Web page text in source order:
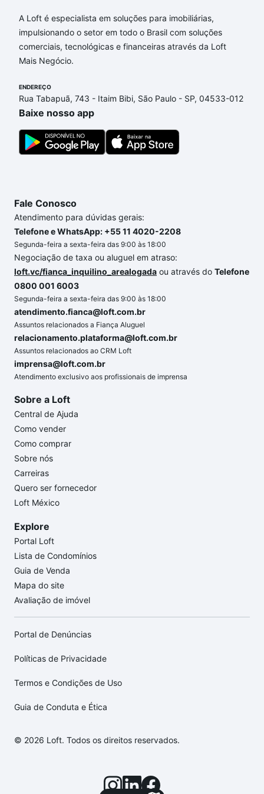
Apartamentos com 1 quarto à venda em Agostinho
Luís Pattaro, Campinas, SP que custam a partir de
R$ 0 e com nossas opções de financiamento
imobiliário as parcelas podem se adequar ao seu
envolvidos no processo de compra, veja em nosso
portal quanto custa comprar um apartamento e
conte com a gente para comprar o imóvel dos seus
sonhos com segurança e conforto. Loft, com você
até as chaves.
A Loft é especialista em soluções para imobiliárias,
impulsionando o setor em todo o Brasil com soluções
comerciais, tecnológicas e financeiras através da Loft
Mais Negócio.
ENDEREÇO
Rua Tabapuã, 743 - Itaim Bibi, São Paulo - SP, 04533-012
Baixe nosso app
Fale Conosco
Atendimento para dúvidas gerais:
Telefone e WhatsApp: +55 11 4020-2208
Segunda-feira a sexta-feira das 9:00 às 18:00
Negociação de taxa ou aluguel em atraso:
loft.vc/fianca_inquilino_arealogada ou através do Telefone
0800 001 6003
Segunda-feira a sexta-feira das 9:00 às 18:00
atendimento.fianca@loft.com.br
Assuntos relacionados a Fiança Aluguel
relacionamento.plataforma@loft.com.br
Assuntos relacionados ao CRM Loft
imprensa@loft.com.br
Atendimento exclusivo aos profissionais de imprensa
Sobre a Loft
Central de Ajuda
Como vender
Como comprar
Sobre nós
Carreiras
Quero ser fornecedor
Loft México
Explore
Portal Loft
Lista de Condomínios
Guia de Venda
Mapa do site
Avaliação de imóvel
Portal de Denúncias
Políticas de Privacidade
Termos e Condições de Uso
Guia de Conduta e Ética
© 2026 Loft. Todos os direitos reservados.